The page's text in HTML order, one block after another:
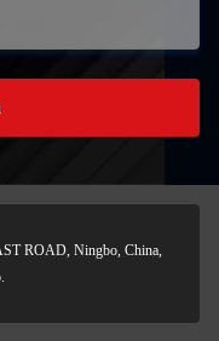
ROAD, Ningbo, China,